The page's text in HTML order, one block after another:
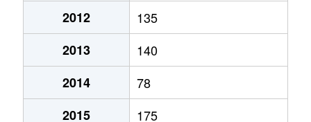
2012
135
2013
140
2014
78
2015
175